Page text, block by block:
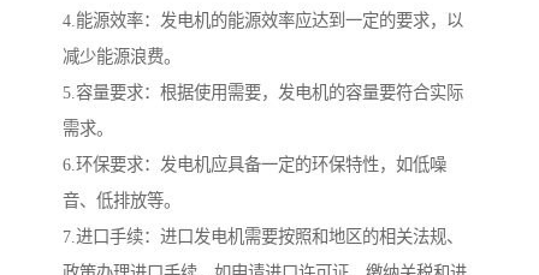
4.能源效率：发电机的能源效率应达到一定的要求，以
减少能源浪费。
5.容量要求：根据使用需要，发电机的容量要符合实际
需求。
6.环保要求：发电机应具备一定的环保特性，如低噪
音、低排放等。
7.进口手续：进口发电机需要按照和地区的相关法规、